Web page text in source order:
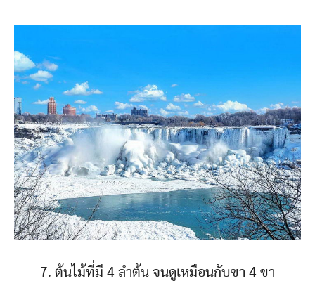
7. ต้นไม้ที่มี 4 ลำต้น จนดูเหมือนกับขา 4 ขา